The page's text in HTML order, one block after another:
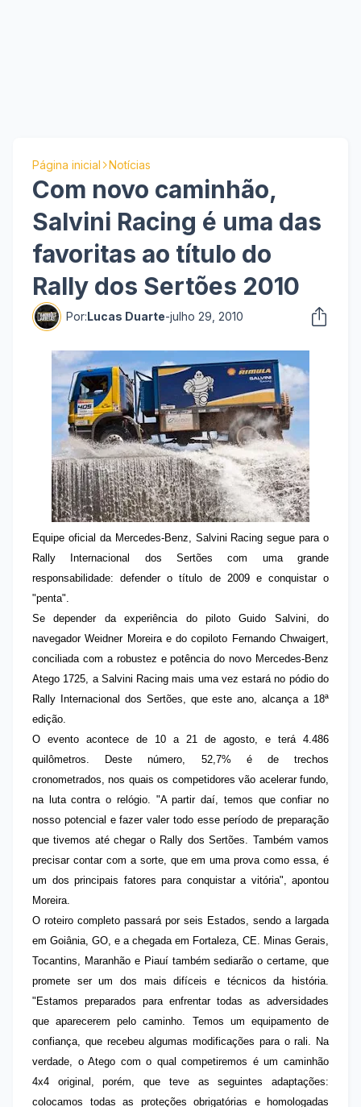
Página inicial Notícias
Com novo caminhão,
Salvini Racing é uma das
favoritas ao título do
Rally dos Sertões 2010
Por:Lucas Duarte-julho 29, 2010
Equipe oficial da Mercedes-Benz, Salvini Racing segue para o
Rally Internacional dos Sertões com uma grande
responsabilidade: defender o título de 2009 e conquistar o
"penta".
Se depender da experiência do piloto Guido Salvini, do
navegador Weidner Moreira e do copiloto Fernando Chwaigert,
conciliada com a robustez e potência do novo Mercedes-Benz
Atego 1725, a Salvini Racing mais uma vez estará no pódio do
Rally Internacional dos Sertões, que este ano, alcança a 18ª
edição.
O evento acontece de 10 a 21 de agosto, e terá 4.486
quilômetros. Deste número, 52,7% é de trechos
cronometrados, nos quais os competidores vão acelerar fundo,
na luta contra o relógio. "A partir daí, temos que confiar no
nosso potencial e fazer valer todo esse período de preparação
que tivemos até chegar o Rally dos Sertões. Também vamos
precisar contar com a sorte, que em uma prova como essa, é
um dos principais fatores para conquistar a vitória", apontou
Moreira.
O roteiro completo passará por seis Estados, sendo a largada
em Goiânia, GO, e a chegada em Fortaleza, CE. Minas Gerais,
Tocantins, Maranhão e Piauí também sediarão o certame, que
promete ser um dos mais difíceis e técnicos da história.
"Estamos preparados para enfrentar todas as adversidades
que aparecerem pelo caminho. Temos um equipamento de
confiança, que recebeu algumas modificações para o rali. Na
verdade, o Atego com o qual competiremos é um caminhão
4x4 original, porém, que teve as seguintes adaptações:
colocamos todas as proteções obrigatórias e homologadas